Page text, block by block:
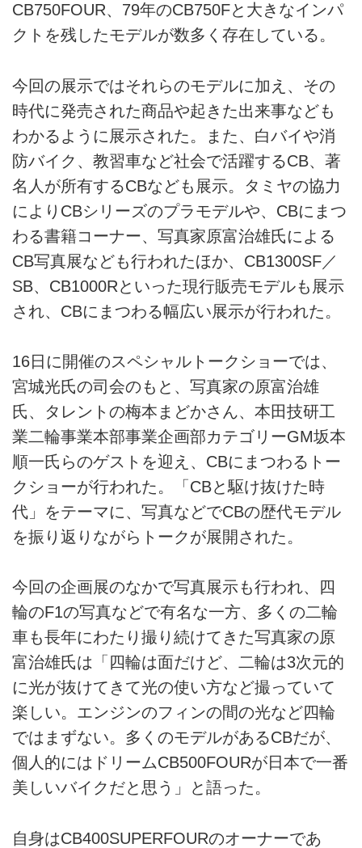
CB750FOUR、79年のCB750Fと大きなインパ
クトを残したモデルが数多く存在している。
今回の展示ではそれらのモデルに加え、その
時代に発売された商品や起きた出来事なども
わかるように展示された。また、白バイや消
防バイク、教習車など社会で活躍するCB、著
名人が所有するCBなども展示。タミヤの協力
によりCBシリーズのプラモデルや、CBにまつ
わる書籍コーナー、写真家原富治雄氏による
CB写真展なども行われたほか、CB1300SF／
SB、CB1000Rといった現行販売モデルも展示
され、CBにまつわる幅広い展示が行われた。
16日に開催のスペシャルトークショーでは、
宮城光氏の司会のもと、写真家の原富治雄
氏、タレントの梅本まどかさん、本田技研工
業二輪事業本部事業企画部カテゴリーGM坂本
順一氏らのゲストを迎え、CBにまつわるトー
クショーが行われた。「CBと駆け抜けた時
代」をテーマに、写真などでCBの歴代モデル
を振り返りながらトークが展開された。
今回の企画展のなかで写真展示も行われ、四
輪のF1の写真などで有名な一方、多くの二輪
車も長年にわたり撮り続けてきた写真家の原
富治雄氏は「四輪は面だけど、二輪は3次元的
に光が抜けてきて光の使い方など撮っていて
楽しい。エンジンのフィンの間の光など四輪
ではまずない。多くのモデルがあるCBだが、
個人的にはドリームCB500FOURが日本で一番
美しいバイクだと思う」と語った。
自身はCB400SUPERFOURのオーナーであ